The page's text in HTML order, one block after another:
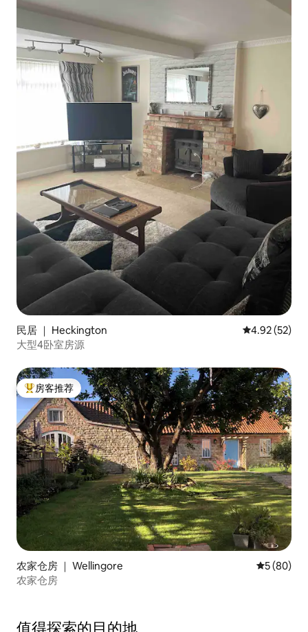
民居 ｜ Heckington 平均评分
4.92 (52)
大型4卧室房源
热门「房客推荐」
房客推荐
农家仓房 ｜ Wellingore 平均评分
5 (80)
农家仓房
值得探索的目的地